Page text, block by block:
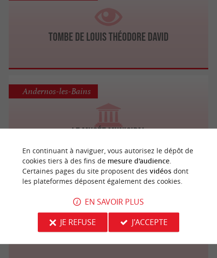
Tombe de Louis Théodore David
Le Musée Municipal
Andernos-les-Bains
L'Aérium
Arès
En continuant à naviguer, vous autorisez le dépôt de
cookies tiers à des fins de mesure d'audience.
Certaines pages du site proposent des vidéosdont
les plateformes déposent également des cookies.
EN SAVOIR PLUS
JE REFUSE
J'ACCEPTE